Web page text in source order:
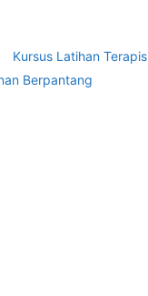
Kursus Latihan Terapis
Berpantang